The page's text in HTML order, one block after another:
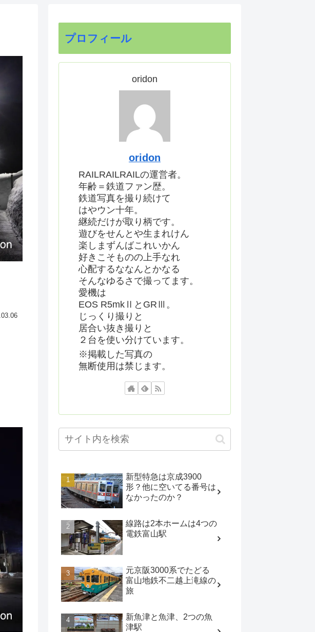
プロフィール
oridon
oridon
RAILRAILRAILの運営者。
年齢＝鉄道ファン歴。
鉄道写真を撮り続けて
はやウン十年。
継続だけが取り柄です。
遊びをせんとや生まれけん
楽しまずんばこれいかん
好きこそものの上手なれ
心配するななんとかなる
そんなゆるさで撮ってます。
愛機は
EOS R5mkⅡとGRⅢ。
じっくり撮りと
居合い抜き撮りと
２台を使い分けています。
※掲載した写真の
無断使用は禁じます。
新型特急は京成3900
形？他に空いてる番号は
なかったのか？
線路は2本ホームは4つの
電鉄富山駅
元京阪3000系でたどる
富山地鉄不二越上滝線の
旅
新魚津と魚津、2つの魚
津駅